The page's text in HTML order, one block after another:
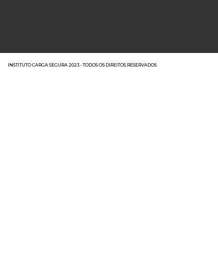
INSTITUTO CARGA SEGURA 2023 - TODOS OS DIREITOS RESERVADOS